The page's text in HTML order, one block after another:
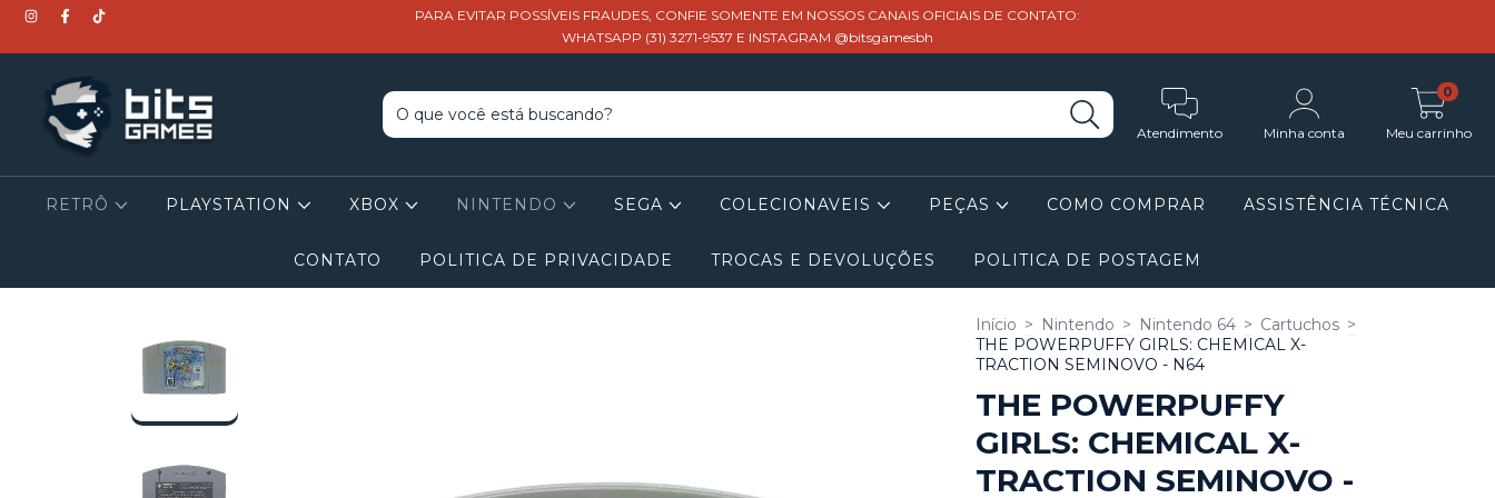
PARA EVITAR POSSÍVEIS FRAUDES, CONFIE SOMENTE EM NOSSOS CANAIS OFICIAIS DE CONTATO:
WHATSAPP (31) 3271-9537 E INSTAGRAM @bitsgamesbh
Atendimento Minha conta Meu carrinho
0
RETRÔ PLAYSTATION XBOX NINTENDO SEGA COLECIONAVEIS PEÇAS COMO COMPRAR ASSISTÊNCIA TÉCNICA
CONTATO POLITICA DE PRIVACIDADE TROCAS E DEVOLUÇÕES POLITICA DE POSTAGEM
Início > Nintendo > Nintendo 64 > Cartuchos >
THE POWERPUFFY GIRLS: CHEMICAL X-
TRACTION SEMINOVO - N64
THE POWERPUFFY
GIRLS: CHEMICAL X-
TRACTION SEMINOVO -